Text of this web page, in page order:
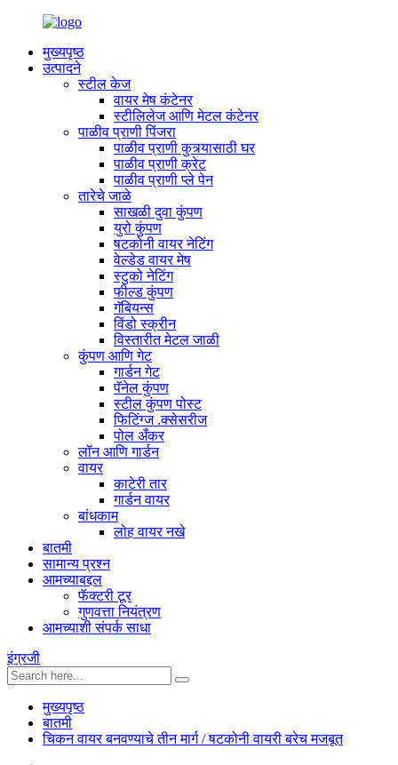
मुख्यपृष्ठ
उत्पादने
स्टील केज
वायर मेष कंटेनर
स्टीलिलेज आणि मेटल कंटेनर
पाळीव प्राणी पिंजरा
पाळीव प्राणी कुत्र्यासाठी घर
पाळीव प्राणी क्रेट
पाळीव प्राणी प्ले पेन
तारेचे जाळे
साखळी दुवा कुंपण
युरो कुंपण
षटकोनी वायर नेटिंग
वेल्डेड वायर मेष
स्टुको नेटिंग
फील्ड कुंपण
गॅबियन्स
विंडो स्क्रीन
विस्तारीत मेटल जाळी
कुंपण आणि गेट
गार्डन गेट
पॅनेल कुंपण
स्टील कुंपण पोस्ट
फिटिंग्ज .क्सेसरीज
पोल अँकर
लॉन आणि गार्डन
वायर
काटेरी तार
गार्डन वायर
बांधकाम
लोह वायर नखे
बातमी
सामान्य प्रश्न
आमच्याबद्दल
फॅक्टरी टूर
गुणवत्ता नियंत्रण
आमच्याशी संपर्क साधा
इंग्रजी
मुख्यपृष्ठ
बातमी
चिकन वायर बनवण्याचे तीन मार्ग / षटकोनी वायरी बरेच मजबूत